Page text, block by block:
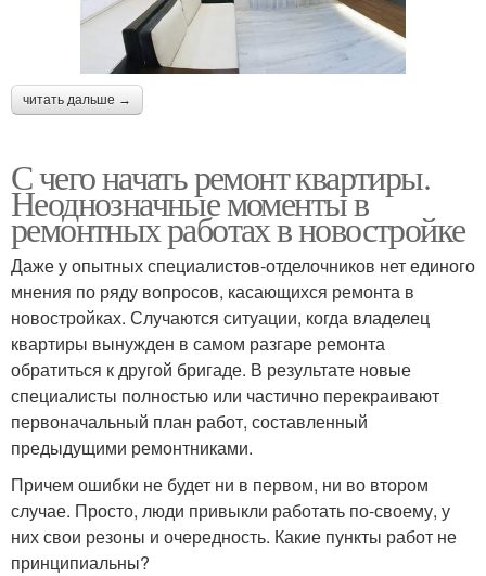
читать дальше →
С чего начать ремонт квартиры.
Неоднозначные моменты в
ремонтных работах в новостройке
Даже у опытных специалистов-отделочников нет единого
мнения по ряду вопросов, касающихся ремонта в
новостройках. Случаются ситуации, когда владелец
квартиры вынужден в самом разгаре ремонта
обратиться к другой бригаде. В результате новые
специалисты полностью или частично перекраивают
первоначальный план работ, составленный
предыдущими ремонтниками.
Причем ошибки не будет ни в первом, ни во втором
случае. Просто, люди привыкли работать по-своему, у
них свои резоны и очередность. Какие пункты работ не
принципиальны?